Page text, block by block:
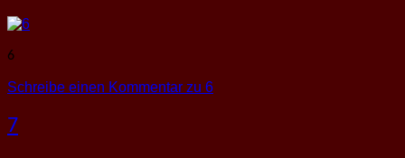
6
Schreibe einen Kommentar zu 6
7